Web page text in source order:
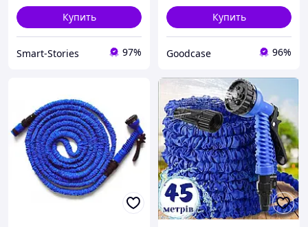
Купить
Smart-Stories 97%
Купить
Goodcase 96%